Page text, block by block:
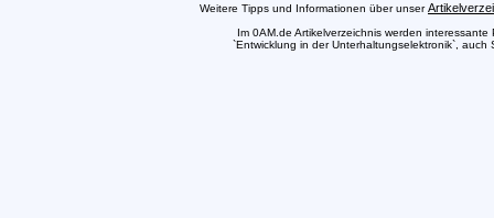
Weitere Tipps und Informationen über unser
Im 0AM.de Artikelverzeichnis werden
`Entwicklung in der Unterhaltungselektronik`,